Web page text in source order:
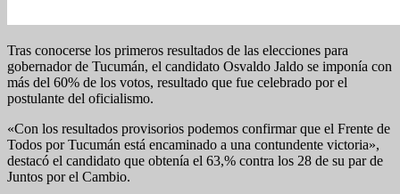
Tras conocerse los primeros resultados de las elecciones para
gobernador de Tucumán, el candidato Osvaldo Jaldo se imponía con
más del 60% de los votos, resultado que fue celebrado por el
postulante del oficialismo.
«Con los resultados provisorios podemos confirmar que el Frente de
Todos por Tucumán está encaminado a una contundente victoria»,
destacó el candidato que obtenía el 63,% contra los 28 de su par de
Juntos por el Cambio.